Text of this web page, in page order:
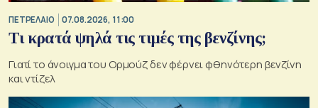
ΠΕΤΡΕΛΑΙΟ 07.08.2026, 11:00
Τι κρατά ψηλά τις τιμές της βενζίνης;
Γιατί το άνοιγμα του Ορμούζ δεν φέρνει φθηνότερη βενζίνη
και ντίζελ